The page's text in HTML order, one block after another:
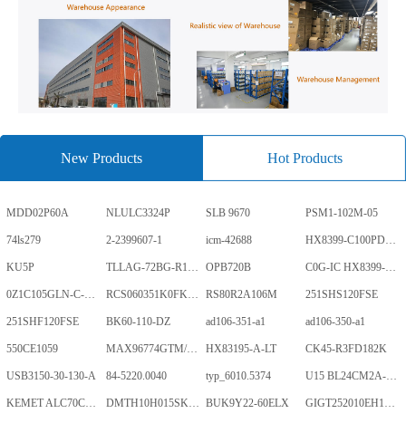
New Products Hot Products
MDD02P60A NLULC3324P SLB 9670 PSM1-102M-05
74ls279 2-2399607-1 icm-42688 HX8399-C100PD1700-GP
KU5P TLLAG-72BG-R1KH1-V-A OPB720B C0G-IC HX8399-C100PD1700-GP
0Z1C105GLN-C-0-TR RCS060351K0FKEA RS80R2A106M 251SHS120FSE
251SHF120FSE BK60-110-DZ ad106-351-a1 ad106-350-a1
550CE1059 MAX96774GTM/V+ HX83195-A-LT CK45-R3FD182K
USB3150-30-130-A 84-5220.0040 typ_6010.5374 U15 BL24CM2A-PARC
KEMET ALC70C152EN450 DMTH10H015SK3Q BUK9Y22-60ELX GIGT252010EH1R0MNE